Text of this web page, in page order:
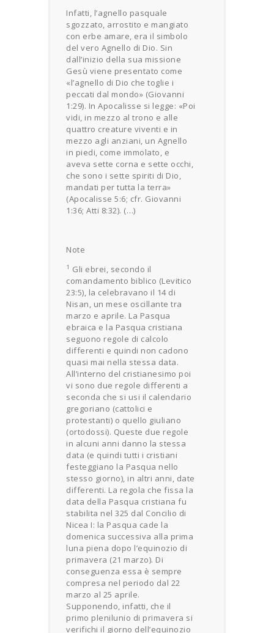
Infatti, l’agnello pasquale
sgozzato, arrostito e mangiato
con erbe amare, era il simbolo
del vero Agnello di Dio. Sin
dall’inizio della sua missione
Gesù viene presentato come
«l’agnello di Dio che toglie i
peccati dal mondo» (Giovanni
1:29). In Apocalisse si legge: «Poi
vidi, in mezzo al trono e alle
quattro creature viventi e in
mezzo agli anziani, un Agnello
in piedi, come immolato, e
aveva sette corna e sette occhi,
che sono i sette spiriti di Dio,
mandati per tutta la terra»
(Apocalisse 5:6; cfr. Giovanni
1:36; Atti 8:32). (…)
Note
1 Gli ebrei, secondo il
comandamento biblico (Levitico
23:5), la celebravano il 14 di
Nisan, un mese oscillante tra
marzo e aprile. La Pasqua
ebraica e la Pasqua cristiana
seguono regole di calcolo
differenti e quindi non cadono
quasi mai nella stessa data.
All’interno del cristianesimo poi
vi sono due regole differenti a
seconda che si usi il calendario
gregoriano (cattolici e
protestanti) o quello giuliano
(ortodossi). Queste due regole
in alcuni anni danno la stessa
data (e quindi tutti i cristiani
festeggiano la Pasqua nello
stesso giorno), in altri anni, date
differenti. La regola che fissa la
data della Pasqua cristiana fu
stabilita nel 325 dal Concilio di
Nicea I: la Pasqua cade la
domenica successiva alla prima
luna piena dopo l’equinozio di
primavera (21 marzo). Di
conseguenza essa è sempre
compresa nel periodo dal 22
marzo al 25 aprile.
Supponendo, infatti, che il
primo plenilunio di primavera si
verifichi il giorno dell’equinozio